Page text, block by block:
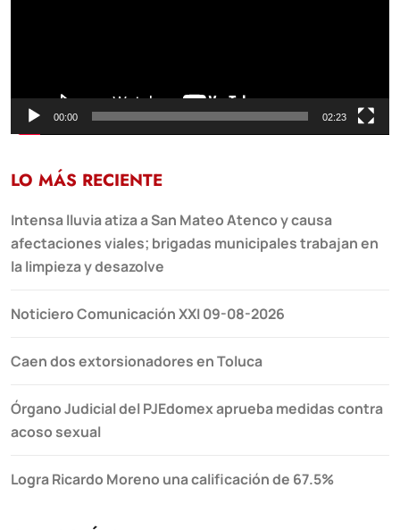
00:00 02:23
LO MÁS RECIENTE
Intensa lluvia atiza a San Mateo Atenco y causa
afectaciones viales; brigadas municipales trabajan en
la limpieza y desazolve
Noticiero Comunicación XXI 09-08-2026
Caen dos extorsionadores en Toluca
Órgano Judicial del PJEdomex aprueba medidas contra
acoso sexual
Logra Ricardo Moreno una calificación de 67.5%